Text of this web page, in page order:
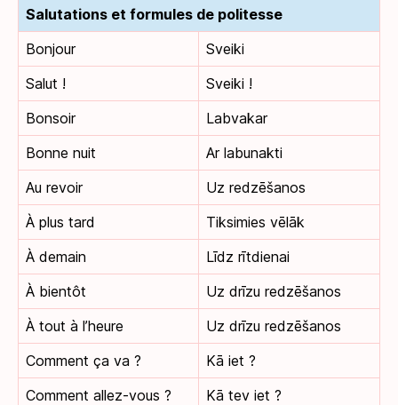
Salutations et formules de politesse
Bonjour
Sveiki
Salut !
Sveiki !
Bonsoir
Labvakar
Bonne nuit
Ar labunakti
Au revoir
Uz redzēšanos
À plus tard
Tiksimies vēlāk
À demain
Līdz rītdienai
À bientôt
Uz drīzu redzēšanos
À tout à l’heure
Uz drīzu redzēšanos
Comment ça va ?
Kā iet ?
Comment allez-vous ?
Kā tev iet ?